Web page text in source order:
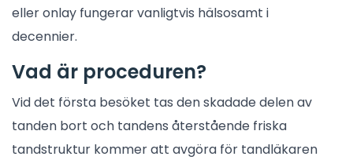
eller onlay fungerar vanligtvis hälsosamt i
decennier.
Vad är proceduren?
Vid det första besöket tas den skadade delen av
tanden bort och tandens återstående friska
tandstruktur kommer att avgöra för tandläkaren